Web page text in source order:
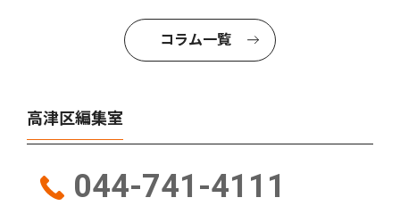
コラム一覧
高津区編集室
044-741-4111